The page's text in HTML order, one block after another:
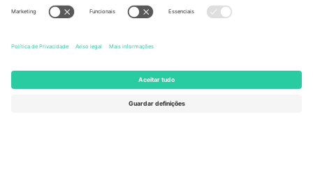
Kingdom
United States
Newark, Delaware 19713, United
States
Engelberg, Switzerland